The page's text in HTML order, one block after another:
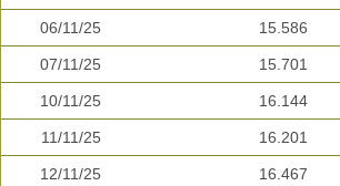
06/11/25 15.586
07/11/25 15.701
10/11/25 16.144
11/11/25 16.201
12/11/25 16.467